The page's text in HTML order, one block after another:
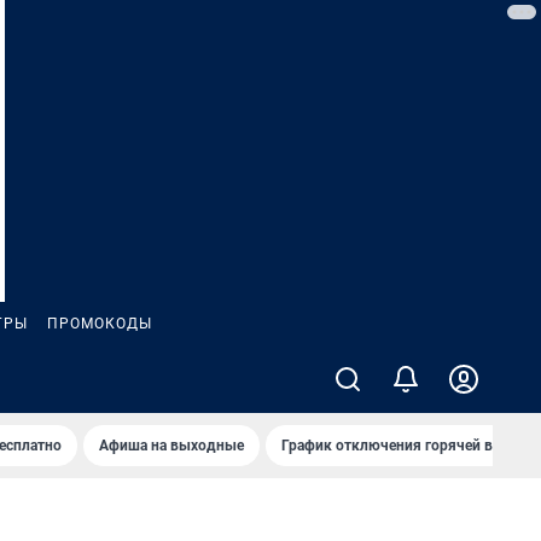
ПРОМОКОДЫ
Афиша на выходные График отключения горячей воды в